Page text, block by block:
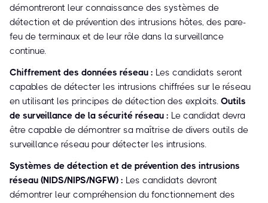
démontreront leur connaissance des systèmes de
détection et de prévention des intrusions hôtes, des pare-
feu de terminaux et de leur rôle dans la surveillance
continue.
Chiffrement des données réseau : Les candidats seront
capables de détecter les intrusions chiffrées sur le réseau
en utilisant les principes de détection des exploits. Outils
de surveillance de la sécurité réseau : Le candidat devra
être capable de démontrer sa maîtrise de divers outils de
surveillance réseau pour détecter les intrusions.
Systèmes de détection et de prévention des intrusions
réseau (NIDS/NIPS/NGFW) : Les candidats devront
démontrer leur compréhension du fonctionnement des